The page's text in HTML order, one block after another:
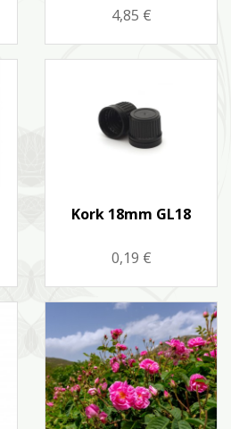
Hind
4,85 €
 Kiirvaade
Kork 18mm GL18
Hind
0,19 €